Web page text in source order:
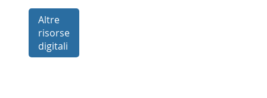
Altre
risorse
digitali